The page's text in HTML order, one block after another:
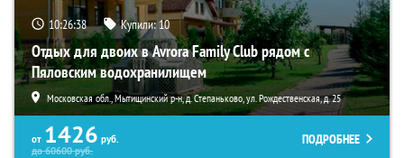
10:26:37 Купили:10
Отдых для двоих в Avrora Family Club рядом с
Пяловским водохранилищем
Московская обл., Мытищинский р-н, д. Степаньково, ул. Рождественская, д. 25
от 1426 руб.
до60600руб.
ПОДРОБНЕЕ